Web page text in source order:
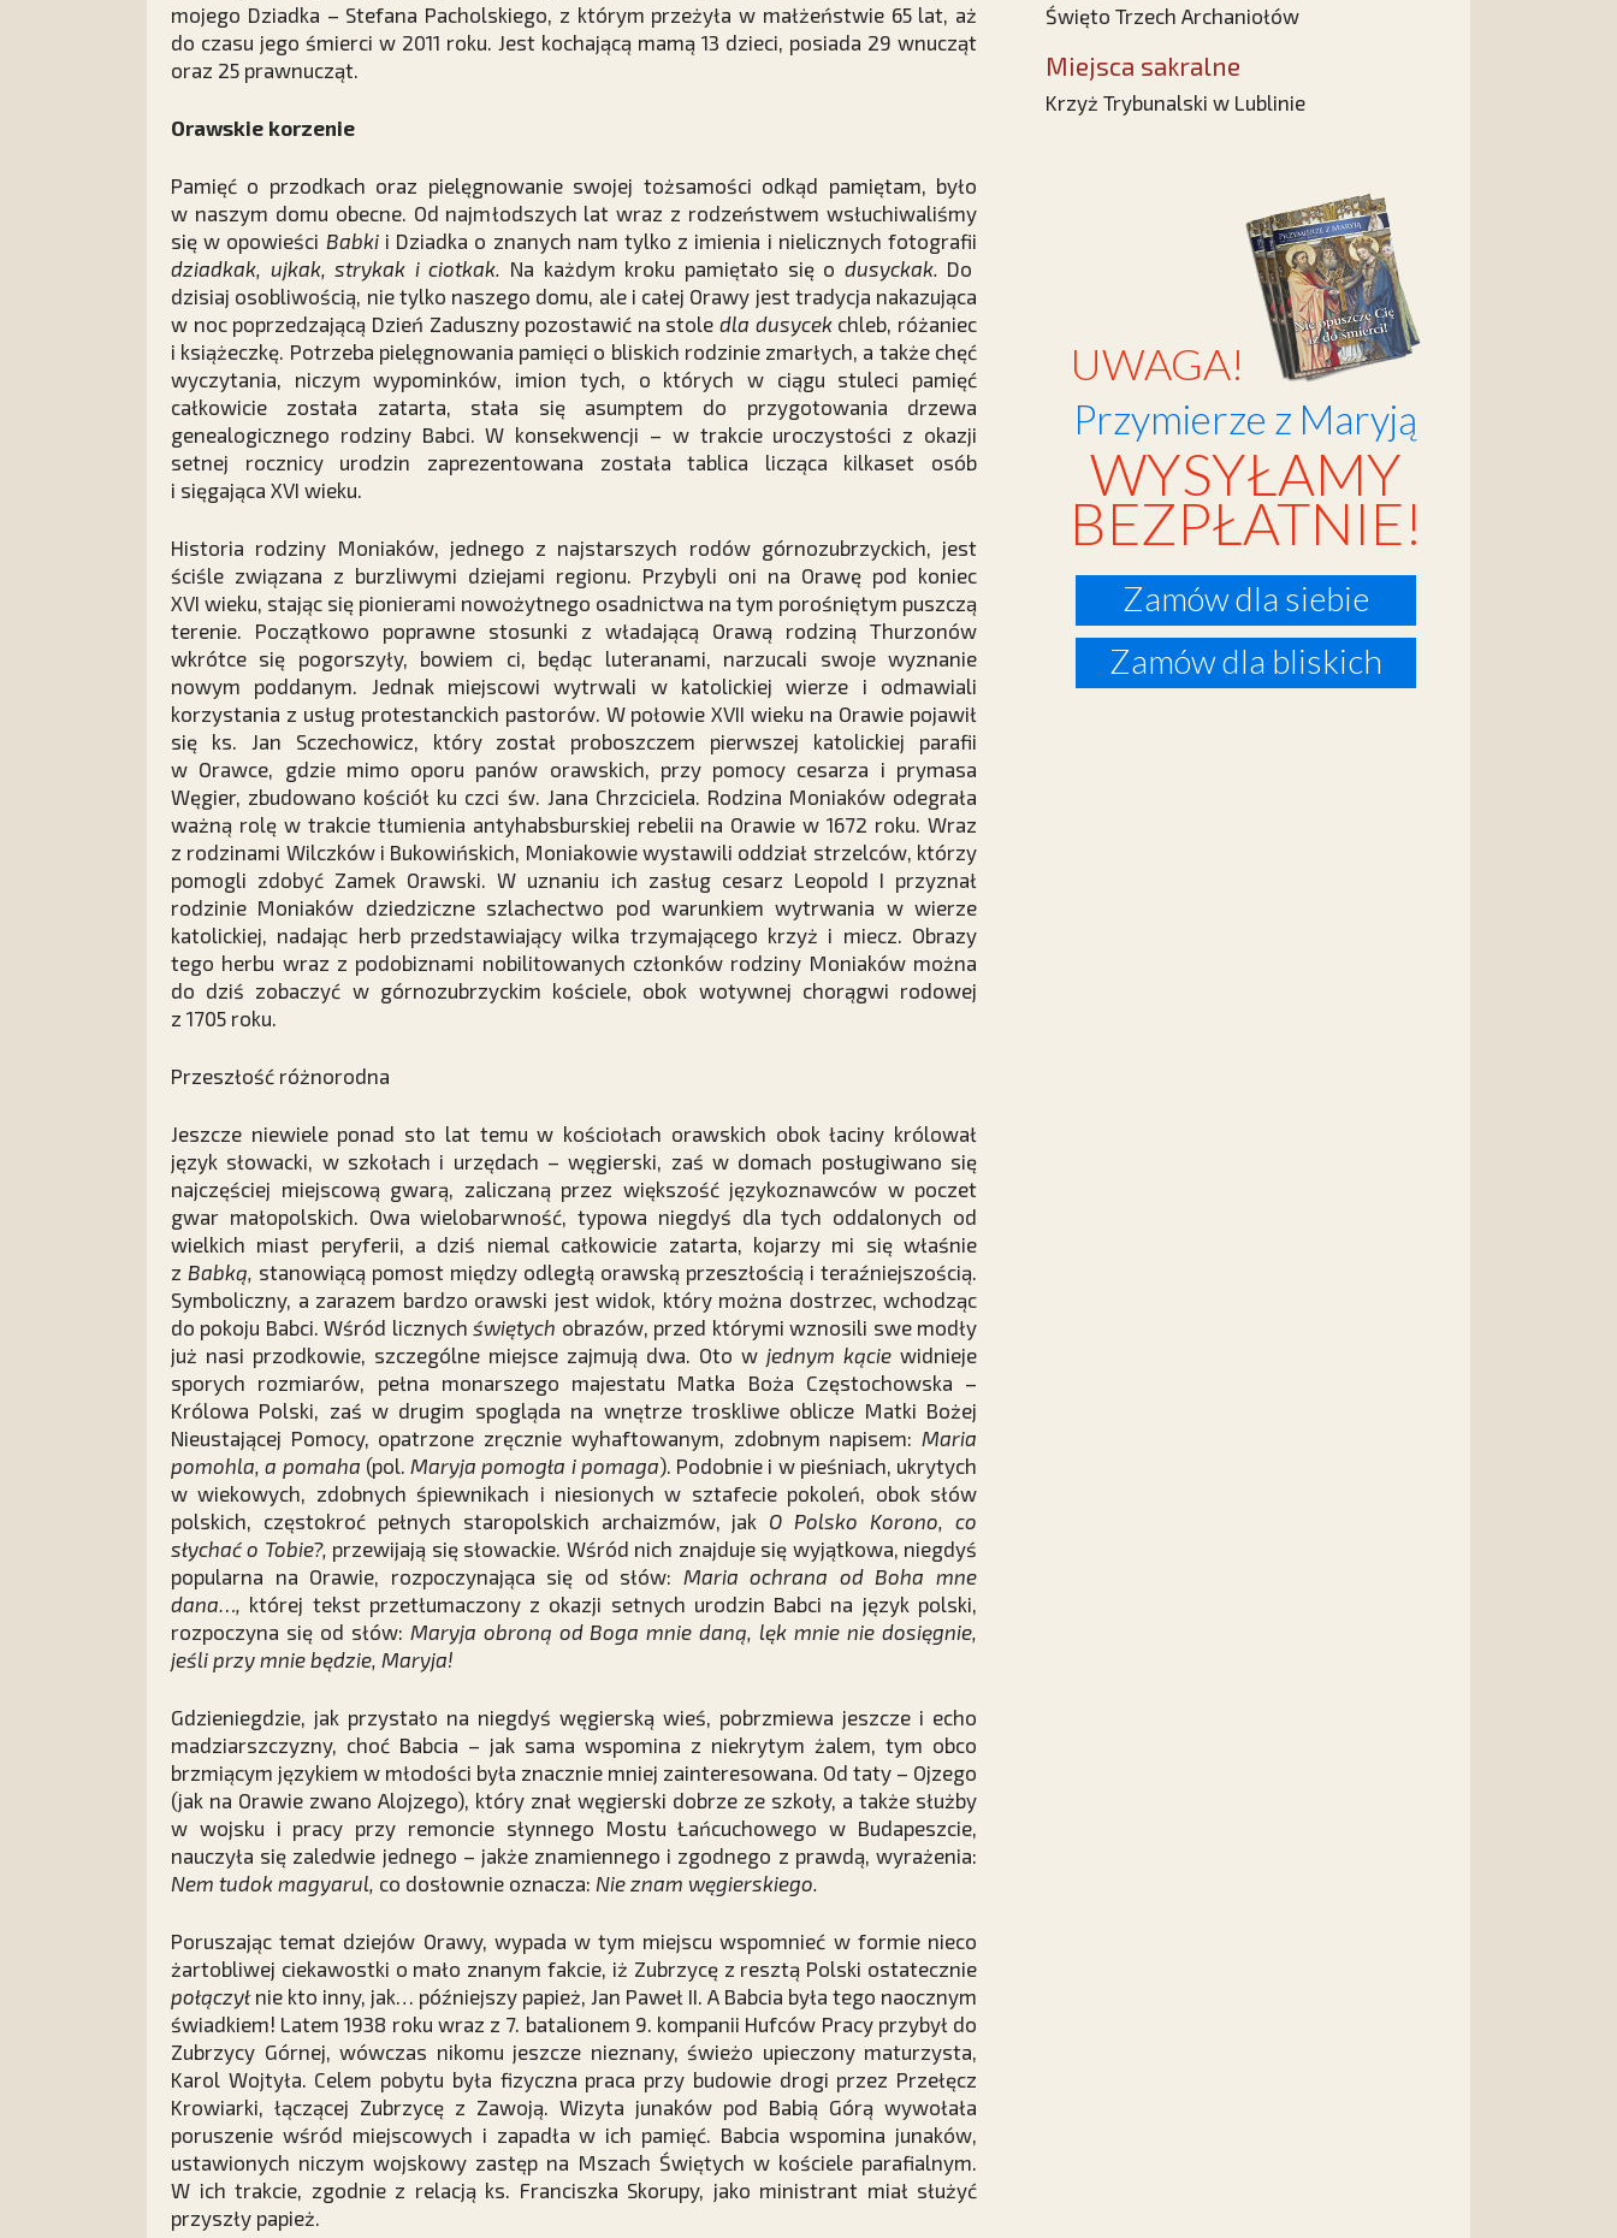
mojego Dziadka – Stefana Pacholskiego, z którym przeżyła w małżeństwie 65 lat, aż
do czasu jego śmierci w 2011 roku. Jest kochającą mamą 13 dzieci, posiada 29 wnucząt
oraz 25 prawnucząt.
Orawskie korzenie
Pamięć o przodkach oraz pielęgnowanie swojej tożsamości odkąd pamiętam, było
w naszym domu obecne. Od najmłodszych lat wraz z rodzeństwem wsłuchiwaliśmy
się w opowieści Babki i Dziadka o znanych nam tylko z imienia i nielicznych fotografii
dziadkak, ujkak, strykak i ciotkak. Na każdym kroku pamiętało się o dusyckak. Do
dzisiaj osobliwością, nie tylko naszego domu, ale i całej Orawy jest tradycja nakazująca
w noc poprzedzającą Dzień Zaduszny pozostawić na stole dla dusycek chleb, różaniec
i książeczkę. Potrzeba pielęgnowania pamięci o bliskich rodzinie zmarłych, a także chęć
wyczytania, niczym wypominków, imion tych, o których w ciągu stuleci pamięć
całkowicie została zatarta, stała się asumptem do przygotowania drzewa
genealogicznego rodziny Babci. W konsekwencji – w trakcie uroczystości z okazji
setnej rocznicy urodzin zaprezentowana została tablica licząca kilkaset osób
i sięgająca XVI wieku.
Historia rodziny Moniaków, jednego z najstarszych rodów górnozubrzyckich, jest
ściśle związana z burzliwymi dziejami regionu. Przybyli oni na Orawę pod koniec
XVI wieku, stając się pionierami nowożytnego osadnictwa na tym porośniętym puszczą
terenie. Początkowo poprawne stosunki z władającą Orawą rodziną Thurzonów
wkrótce się pogorszyły, bowiem ci, będąc luteranami, narzucali swoje wyznanie
nowym poddanym. Jednak miejscowi wytrwali w katolickiej wierze i odmawiali
korzystania z usług protestanckich pastorów. W połowie XVII wieku na Orawie pojawił
się ks. Jan Sczechowicz, który został proboszczem pierwszej katolickiej parafii
w Orawce, gdzie mimo oporu panów orawskich, przy pomocy cesarza i prymasa
Węgier, zbudowano kościół ku czci św. Jana Chrzciciela. Rodzina Moniaków odegrała
ważną rolę w trakcie tłumienia antyhabsburskiej rebelii na Orawie w 1672 roku. Wraz
z rodzinami Wilczków i Bukowińskich, Moniakowie wystawili oddział strzelców, którzy
pomogli zdobyć Zamek Orawski. W uznaniu ich zasług cesarz Leopold I przyznał
rodzinie Moniaków dziedziczne szlachectwo pod warunkiem wytrwania w wierze
katolickiej, nadając herb przedstawiający wilka trzymającego krzyż i miecz. Obrazy
tego herbu wraz z podobiznami nobilitowanych członków rodziny Moniaków można
do dziś zobaczyć w górnozubrzyckim kościele, obok wotywnej chorągwi rodowej
z 1705 roku.
Przeszłość różnorodna
Jeszcze niewiele ponad sto lat temu w kościołach orawskich obok łaciny królował
język słowacki, w szkołach i urzędach – węgierski, zaś w domach posługiwano się
najczęściej miejscową gwarą, zaliczaną przez większość językoznawców w poczet
gwar małopolskich. Owa wielobarwność, typowa niegdyś dla tych oddalonych od
wielkich miast peryferii, a dziś niemal całkowicie zatarta, kojarzy mi się właśnie
z Babką, stanowiącą pomost między odległą orawską przeszłością i teraźniejszością.
Symboliczny, a zarazem bardzo orawski jest widok, który można dostrzec, wchodząc
do pokoju Babci. Wśród licznych świętych obrazów, przed którymi wznosili swe modły
już nasi przodkowie, szczególne miejsce zajmują dwa. Oto w jednym kącie widnieje
sporych rozmiarów, pełna monarszego majestatu Matka Boża Częstochowska –
Królowa Polski, zaś w drugim spogląda na wnętrze troskliwe oblicze Matki Bożej
Nieustającej Pomocy, opatrzone zręcznie wyhaftowanym, zdobnym napisem: Maria
pomohla, a pomaha (pol. Maryja pomogła i pomaga). Podobnie i w pieśniach, ukrytych
w wiekowych, zdobnych śpiewnikach i niesionych w sztafecie pokoleń, obok słów
polskich, częstokroć pełnych staropolskich archaizmów, jak O Polsko Korono, co
słychać o Tobie?, przewijają się słowackie. Wśród nich znajduje się wyjątkowa, niegdyś
popularna na Orawie, rozpoczynająca się od słów: Maria ochrana od Boha mne
dana…, której tekst przetłumaczony z okazji setnych urodzin Babci na język polski,
rozpoczyna się od słów: Maryja obroną od Boga mnie daną, lęk mnie nie dosięgnie,
jeśli przy mnie będzie, Maryja!
Gdzieniegdzie, jak przystało na niegdyś węgierską wieś, pobrzmiewa jeszcze i echo
madziarszczyzny, choć Babcia – jak sama wspomina z niekrytym żalem, tym obco
brzmiącym językiem w młodości była znacznie mniej zainteresowana. Od taty – Ojzego
(jak na Orawie zwano Alojzego), który znał węgierski dobrze ze szkoły, a także służby
w wojsku i pracy przy remoncie słynnego Mostu Łańcuchowego w Budapeszcie,
nauczyła się zaledwie jednego – jakże znamiennego i zgodnego z prawdą, wyrażenia:
Nem tudok magyarul, co dosłownie oznacza: Nie znam węgierskiego.
Poruszając temat dziejów Orawy, wypada w tym miejscu wspomnieć w formie nieco
żartobliwej ciekawostki o mało znanym fakcie, iż Zubrzycę z resztą Polski ostatecznie
połączyłnie kto inny, jak… późniejszy papież, Jan Paweł II. A Babcia była tego naocznym
świadkiem! Latem 1938 roku wraz z 7. batalionem 9. kompanii Hufców Pracy przybył do
Zubrzycy Górnej, wówczas nikomu jeszcze nieznany, świeżo upieczony maturzysta,
Karol Wojtyła. Celem pobytu była fizyczna praca przy budowie drogi przez Przełęcz
Krowiarki, łączącej Zubrzycę z Zawoją. Wizyta junaków pod Babią Górą wywołała
poruszenie wśród miejscowych i zapadła w ich pamięć. Babcia wspomina junaków,
ustawionych niczym wojskowy zastęp na Mszach Świętych w kościele parafialnym.
W ich trakcie, zgodnie z relacją ks. Franciszka Skorupy, jako ministrant miał służyć
przyszły papież.
Święto Trzech Archaniołów
Miejsca sakralne
Krzyż Trybunalski w Lublinie
UWAGA!
Przymierze z Maryją
WYSYŁAMY
BEZPŁATNIE!
Zamów dla siebie
Zamów dla bliskich